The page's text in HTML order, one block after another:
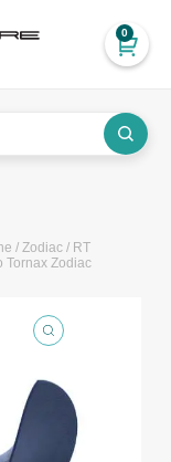
0
/ Zodiac/ RT
Tornax Zodiac